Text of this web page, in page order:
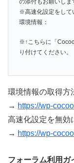
の添付もお願いしま
※高速化設定をして
環境情報：
※↑こちらに「
り付けてください。
環境情報の取得方
→ https://wp-
高速化設定を無効
→ https://wp-
フォーラム利用ガ